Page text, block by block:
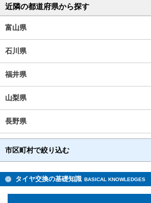
近隣の都道府県から探す
富山県
石川県
福井県
山梨県
長野県
市区町村で絞り込む
タイヤ交換の基礎知識 BASICAL KNOWLEDGES